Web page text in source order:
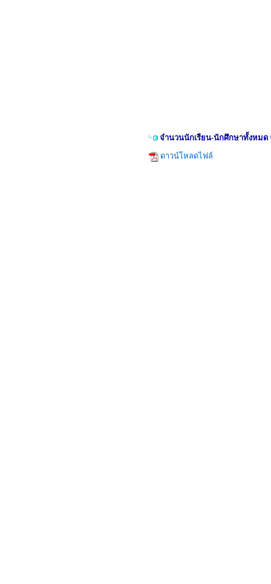
จำนวนนักเรียน-นักศึกษาทั้งหมด
ดาวน์โหลดไฟล์